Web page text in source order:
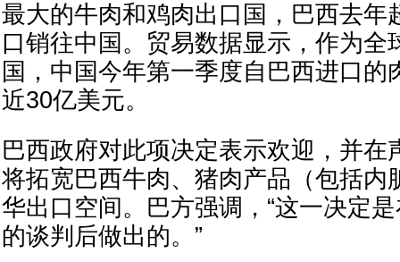
最大的牛肉和鸡肉出口国，巴西去年
口销往中国。贸易数据显示，作为全
国，中国今年第一季度自巴西进口的
近30亿美元。
巴西政府对此项决定表示欢迎，并在
将拓宽巴西牛肉、猪肉产品（包括内
华出口空间。巴方强调，“这一决定
的谈判后做出的。”